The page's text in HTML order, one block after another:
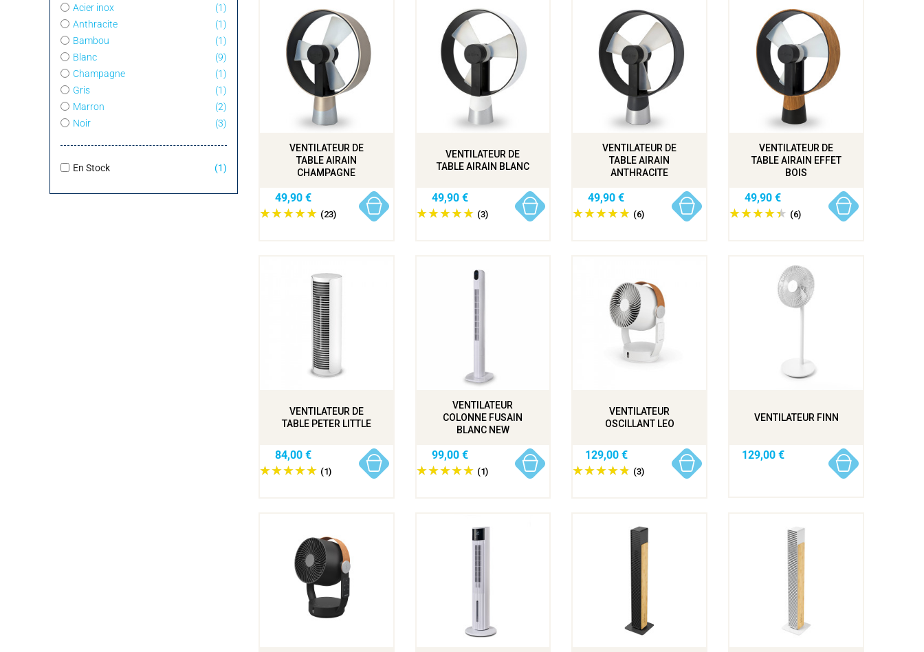
Acier inox
1
Anthracite
1
Bambou
1
Blanc
9
Champagne
1
Gris
1
Marron
2
Noir
3
En Stock 1
VENTILATEUR DE
TABLE AIRAIN
CHAMPAGNE
(23)
49,90 €
VENTILATEUR DE
TABLE AIRAIN BLANC
(3)
49,90 €
VENTILATEUR DE
TABLE AIRAIN
ANTHRACITE
(6)
49,90 €
VENTILATEUR DE
TABLE AIRAIN EFFET
BOIS
(6)
49,90 €
VENTILATEUR DE
TABLE PETER LITTLE
(1)
84,00 €
VENTILATEUR
COLONNE FUSAIN
BLANC NEW
(1)
99,00 €
VENTILATEUR
OSCILLANT LEO
(3)
129,00 €
VENTILATEUR FINN
129,00 €